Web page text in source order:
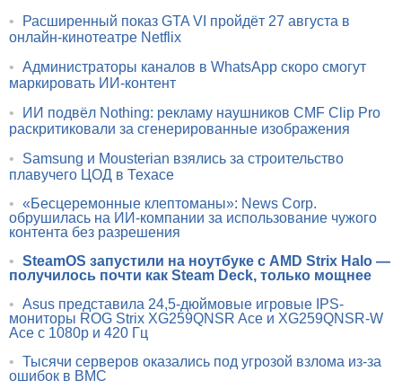
•
Расширенный показ GTA VI пройдёт 27 августа в
онлайн-кинотеатре Netflix
• Администраторы каналов в WhatsApp скоро смогут
маркировать ИИ-контент
•
ИИ подвёл Nothing: рекламу наушников CMF Clip Pro
раскритиковали за сгенерированные изображения
•
Samsung и Mousterian взялись за строительство
плавучего ЦОД в Техасе
• «Бесцеремонные клептоманы»: News Corp.
обрушилась на ИИ-компании за использование чужого
контента без разрешения
• SteamOS запустили на ноутбуке с AMD Strix Halo —
получилось почти как Steam Deck, только мощнее
• Asus представила 24,5-дюймовые игровые IPS-
мониторы ROG Strix XG259QNSR Ace и XG259QNSR-W
Ace с 1080p и 420 Гц
• Тысячи серверов оказались под угрозой взлома из-за
ошибок в BMC